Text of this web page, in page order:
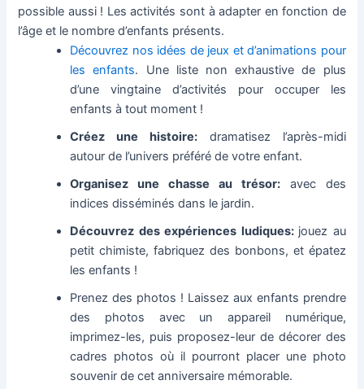
possible aussi ! Les activités sont à adapter en fonction de
l’âge et le nombre d’enfants présents.
Découvrez nos idées de jeux et d’animations pour
les enfants. Une liste non exhaustive de plus
d’une vingtaine d’activités pour occuper les
enfants à tout moment !
Créez une histoire:dramatisez l’après-midi
autour de l’univers préféré de votre enfant.
Organisez une chasse au trésor: avec des
indices disséminés dans le jardin.
Découvrez des expériences ludiques: jouez au
petit chimiste, fabriquez des bonbons, et épatez
les enfants !
Prenez des photos ! Laissez aux enfants prendre
des photos avec un appareil numérique,
imprimez-les, puis proposez-leur de décorer des
cadres photos où il pourront placer une photo
souvenir de cet anniversaire mémorable.